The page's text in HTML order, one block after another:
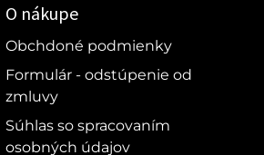
O nákupe
Obchdoné podmienky
Formulár - odstúpenie od
zmluvy
Súhlas so spracovaním
osobných údajov